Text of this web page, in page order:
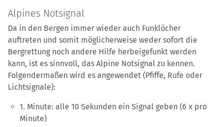
Alpines Notsignal
Da in den Bergen immer wieder auch Funklöcher
auftreten und somit möglicherweise weder sofort die
Bergrettung noch andere Hilfe herbeigefunkt werden
kann, ist es sinnvoll, das Alpine Notsignal zu kennen.
Folgendermaßen wird es angewendet (Pfiffe, Rufe oder
Lichtsignale):
1. Minute: alle 10 Sekunden ein Signal geben (6 x pro
Minute)